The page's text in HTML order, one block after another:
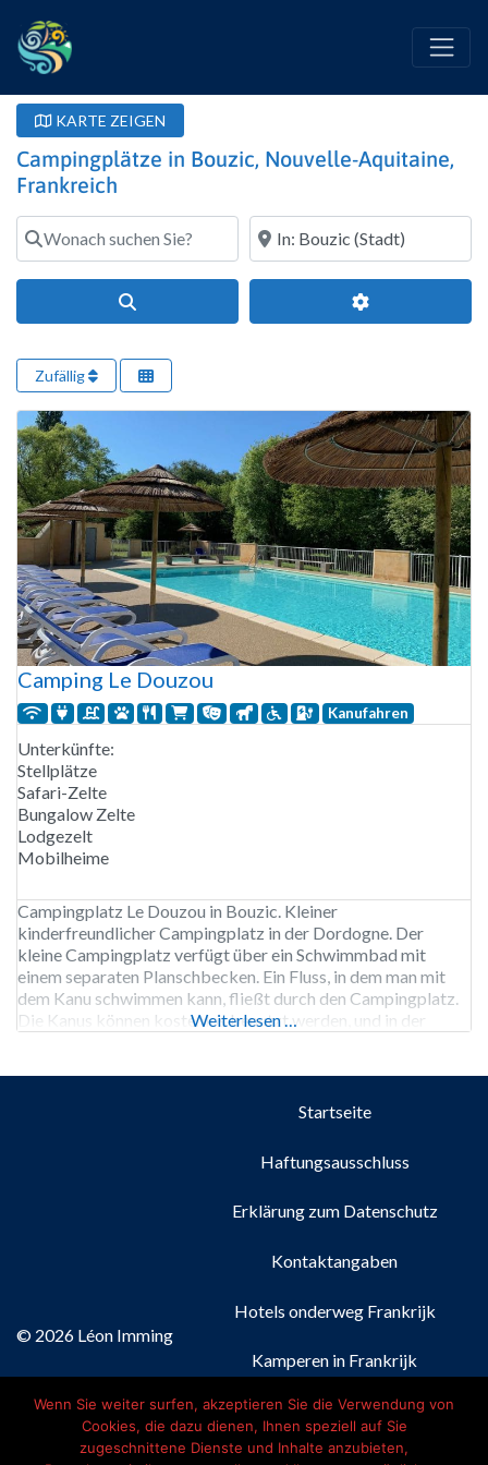
KARTE ZEIGEN
Campingplätze in Bouzic, Nouvelle-Aquitaine,
Frankreich
Wonach suchen Sie? Wo?
Erweiterte
Zufällig
Camping Le Douzou
Kanufahren
Unterkünfte:
Stellplätze
Safari-Zelte
Bungalow Zelte
Lodgezelt
Mobilheime
Campingplatz Le Douzou in Bouzic. Kleiner
kinderfreundlicher Campingplatz in der Dordogne. Der
kleine Campingplatz verfügt über ein Schwimmbad mit
einem separaten Planschbecken. Ein Fluss, in dem man mit
dem Kanu schwimmen kann, fließt durch den Campingplatz.
Die Kanus können kostenlos benutzt werden, und in der
Weiterlesen …
© 2026 Léon Imming
Startseite
Haftungsausschluss
Erklärung zum Datenschutz
Kontaktangaben
Hotels onderweg Frankrijk
Kamperen in Frankrijk
Nederlands( Niederländisch)
Français (Französisch
Wenn Sie weiter surfen, akzeptieren Sie die Verwendung von
Cookies, die dazu dienen, Ihnen speziell auf Sie
zugeschnittene Dienste und Inhalte anzubieten,